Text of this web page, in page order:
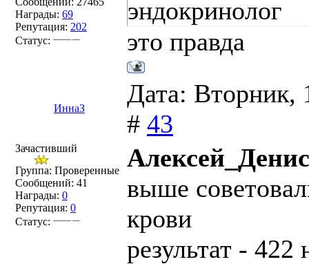
Награды: 69
Репутация: 202
Статус:
эндокринолог
это правда
ИннаЗ
Дата: Вторник,
# 43
Зачастивший
Группа: Проверенные
Сообщений: 41
Награды: 0
Репутация: 0
Статус:
выше
крови
результат -